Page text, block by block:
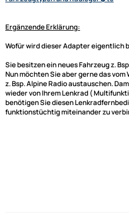
je nach Gegebenheit (sprich
einige Funktionen hinzukommen
Bitte unbedingt kontrollieren:
Bitte achten Sie auch darauf,
Fernbedienungsanschluss hat,
werden kann.
Der abgebildete